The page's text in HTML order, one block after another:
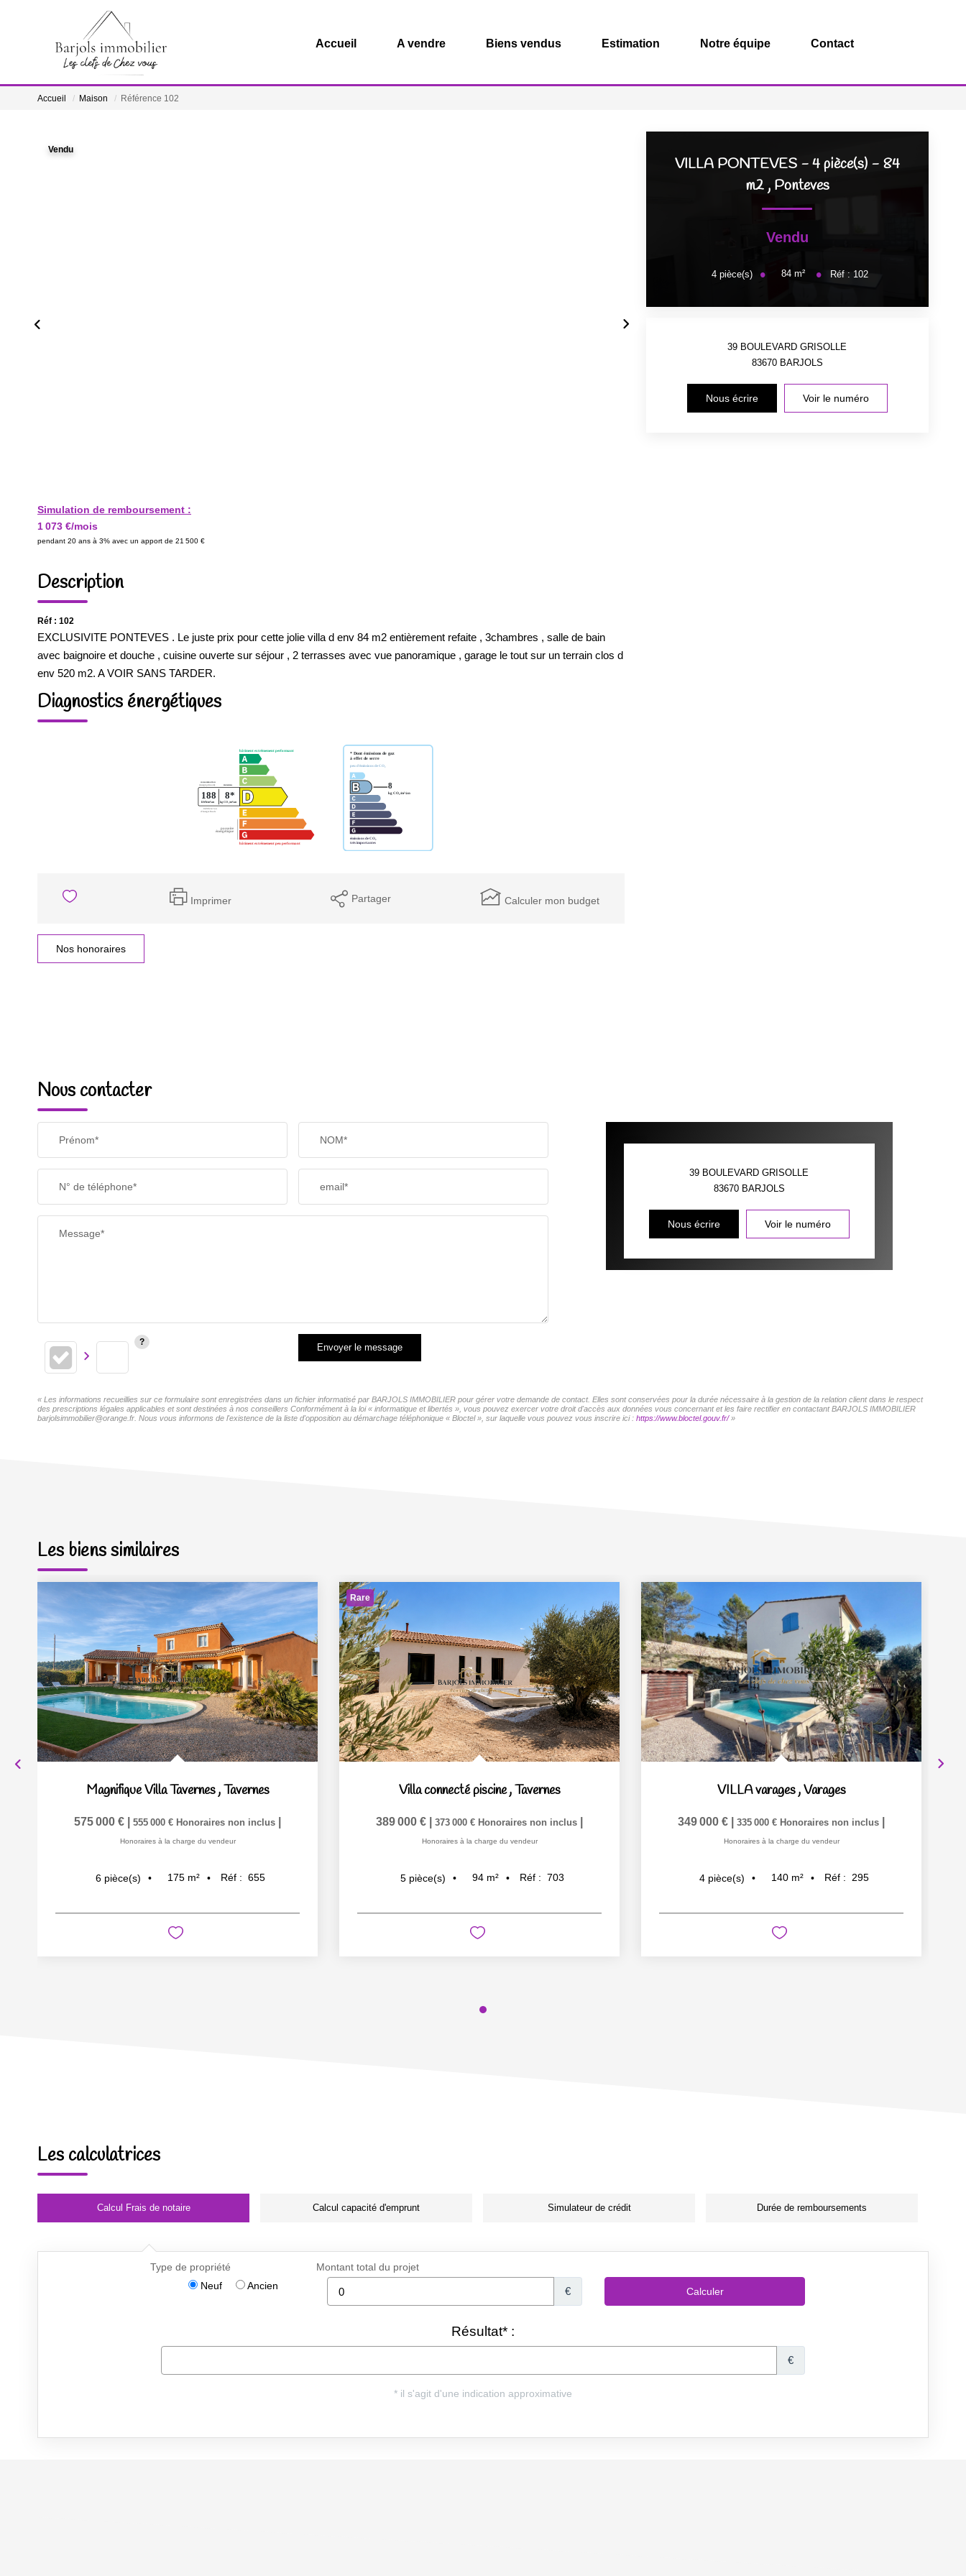
Accueil A vendre Biens vendus Estimation Notre équipe Contact
Accueil Maison Référence 102
Vendu
Simulation de remboursement :
1 073 €/mois
pendant 20 ans à 3% avec un apport de 21 500 €
Description
Réf : 102
EXCLUSIVITE PONTEVES . Le juste prix pour cette jolie villa d env 84 m2 entièrement refaite , 3chambres , salle de bain
avec baignoire et douche , cuisine ouverte sur séjour , 2 terrasses avec vue panoramique , garage le tout sur un terrain clos d
env 520 m2. A VOIR SANS TARDER.
Diagnostics énergétiques
Imprimer Partager Calculer mon budget
Nos honoraires
VILLA PONTEVES - 4 pièce(s) - 84
m2 , Ponteves
Vendu
4pièce(s) 84m² Réf : 102
39 BOULEVARD GRISOLLE
83670 BARJOLS
Nous écrire Voir le numéro
Nous contacter
Prénom* NOM*
N° de téléphone* email*
Message*
Envoyer le message
39 BOULEVARD GRISOLLE
83670 BARJOLS
Nous écrire Voir le numéro
« Les informations recueillies sur ce formulaire sont enregistrées dans un fichier informatisé par BARJOLS IMMOBILIER pour gérer votre demande de contact. Elles sont conservées pour la durée nécessaire à la gestion de la relation client dans le respect
des prescriptions légales applicables et sont destinées à nos conseillers Conformément à la loi « informatique et libertés », vous pouvez exercer votre droit d'accès aux données vous concernant et les faire rectifier en contactant BARJOLS IMMOBILIER
barjolsimmobilier@orange.fr. Nous vous informons de l'existence de la liste d'opposition au démarchage téléphonique « Bloctel », sur laquelle vous pouvez vous inscrire ici : https://www.bloctel.gouv.fr/»
Les biens similaires
Magnifique Villa Tavernes,Tavernes
575 000 € 555 000 € Honoraires non inclus
Honoraires à la charge du vendeur
6 pièce(s) 175 m² Réf : 655
Rare
Villa connecté piscine,Tavernes
389 000 € 373 000 € Honoraires non inclus
Honoraires à la charge du vendeur
5 pièce(s) 94 m² Réf : 703
VILLA varages,Varages
349 000 € 335 000 € Honoraires non inclus
Honoraires à la charge du vendeur
4 pièce(s) 140 m² Réf : 295
Les calculatrices
Calcul Frais de notaire Calcul capacité d'emprunt Simulateur de crédit Durée de remboursements